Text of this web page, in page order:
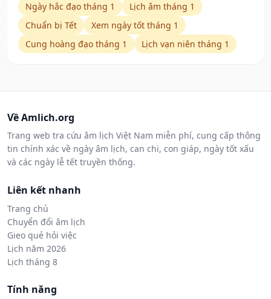
Ngày hắc đạo tháng 1
Lịch âm tháng 1
Chuẩn bị Tết
Xem ngày tốt tháng 1
Cung hoàng đạo tháng 1
Lịch vạn niên tháng 1
Về Amlich.org
Trang web tra cứu âm lịch Việt Nam miễn phí, cung cấp thông
tin chính xác về ngày âm lịch, can chi, con giáp, ngày tốt xấu
và các ngày lễ tết truyền thống.
Liên kết nhanh
Trang chủ
Chuyển đổi âm lịch
Gieo quẻ hỏi việc
Lịch năm 2026
Lịch tháng 8
Tính năng